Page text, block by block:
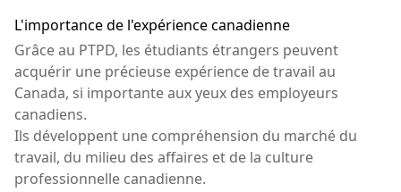
L'importance de l'expérience canadienne
Grâce au PTPD, les étudiants étrangers peuvent
acquérir une précieuse expérience de travail au
Canada, si importante aux yeux des employeurs
canadiens.
Ils développent une compréhension du marché du
travail, du milieu des affaires et de la culture
professionnelle canadienne.